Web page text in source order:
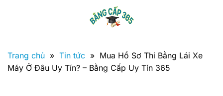
Trang chủ » Tin tức » Mua Hồ Sơ Thi Bằng Lái Xe
Máy Ở Đâu Uy Tín? – Bằng Cấp Uy Tín 365